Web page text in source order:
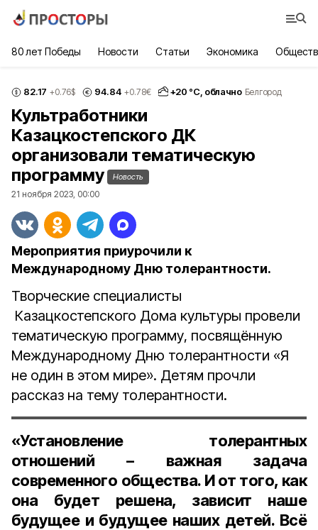
80 лет Победы Новости Статьи Экономика
82.17 +0.76$ 94.84 +0.78€ +20 °С, облачно Белгород
Культработники
Казацкостепского ДК
организовали тематическую
программу
Новость
21 ноября 2023, 00:00
Мероприятия приурочили к
Международному Дню толерантности.
Творческие специалисты
Казацкостепского Дома культуры провели
тематическую программу, посвящённую
Международному Дню толерантности «Я
не один в этом мире». Детям прочли
рассказ на тему толерантности.
«Установление толерантных
отношений – важная задача
современного общества. И от того, как
она будет решена, зависит наше
будущее и будущее наших детей. Всё